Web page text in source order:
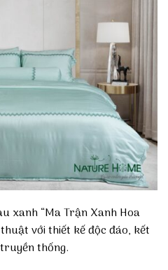
xanh “Ma Trận Xanh Hoa
với thiết kế độc đáo, kết
thống.